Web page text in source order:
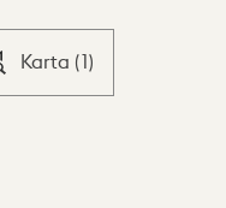
Karta (1)